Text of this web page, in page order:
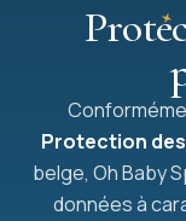
Protection des
belge, Oh Baby
données à